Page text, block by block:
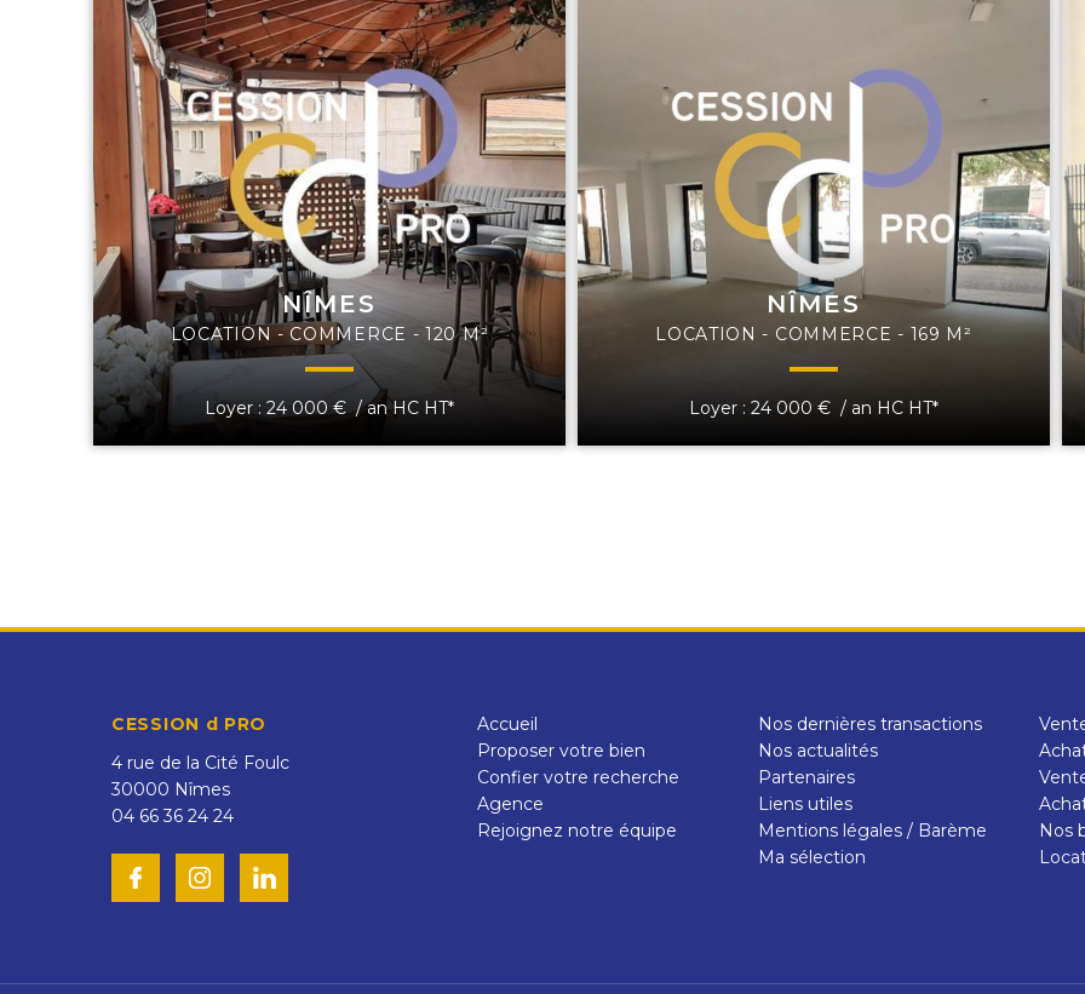
NÎMES
LOCATION - COMMERCE - 120 M²
Loyer : 24 000 € / an HC HT*
NÎMES
LOCATION - COMMERCE - 169 M²
Loyer : 24 000 € / an HC HT*
CESSION d PRO
4 rue de la Cité Foulc
30000 Nîmes
04 66 36 24 24
Accueil
Proposer votre bien
Confier votre recherche
Agence
Rejoignez notre équipe
Nos dernières transactions
Nos actualités
Partenaires
Liens utiles
Mentions légales / Barème
Ma sélection
Nos